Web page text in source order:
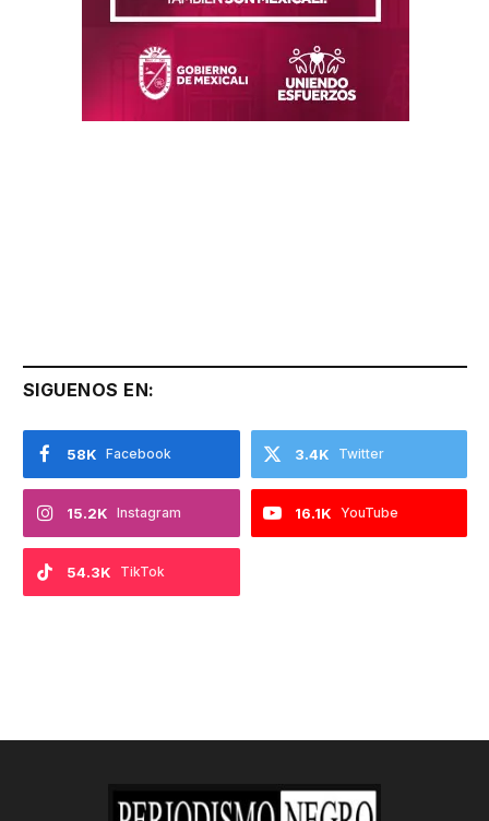
SIGUENOS EN:
Facebook
58K Twitter
3.4K
Instagram
15.2K YouTube
16.1K
TikTok
54.3K